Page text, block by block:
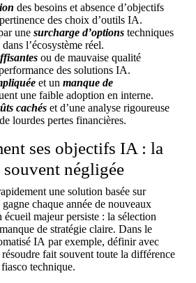
des besoins et absence d’objectifs
des choix d’outils IA.
une surcharge d’options techniques
l’écosystème réel.
ou de mauvaise qualité
des solutions IA.
et un manque de
une faible adoption en interne.
cachés et d’une analyse rigoureuse
lourdes pertes financières.
ses objectifs IA : la
souvent négligée
une solution basée sur
chaque année de nouveaux
écueil majeur persiste : la sélection
de stratégie claire. Dans le
IA par exemple, définir avec
fait souvent toute la différence
technique.